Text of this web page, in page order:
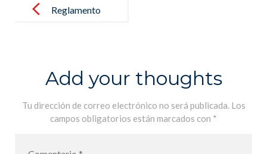
navigationReglamento
Add your thoughts
Tu dirección de correo electrónico no será publicada. Los
campos obligatorios están marcados con *